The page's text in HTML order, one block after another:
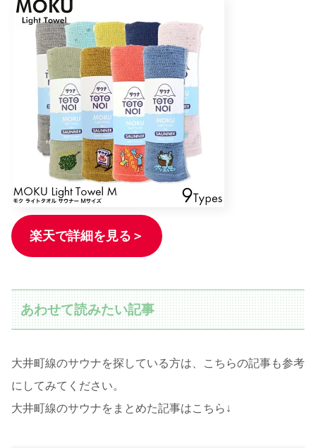
楽天で詳細を見る＞
あわせて読みたい記事
大井町線のサウナを探している方は、こちらの記事も参考
にしてみてください。
大井町線のサウナをまとめた記事はこちら↓